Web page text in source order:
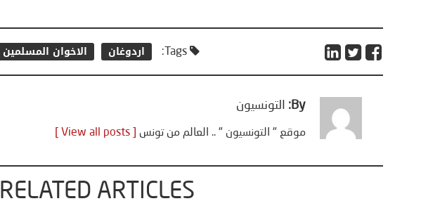
Tags: اردوغان الاخوان المسلمين
By: التونسيون
موقع " التونسيون " .. العالم من تونس [ View all posts ]
RELATED ARTICLES